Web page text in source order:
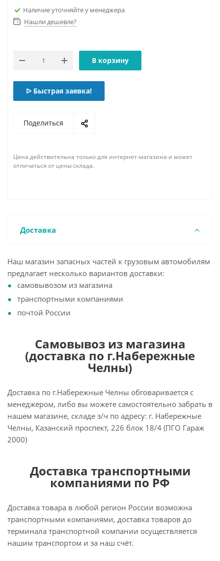
Наличие уточняйте у менеджера
Нашли дешевле?
В корзину
ᐅ Быстрая заявка!
Поделиться
Цена действительна только для интернет-магазина и может
отличаться от цены склада.
Доставка
Наш магазин запасных частей к грузовым автомобилям
предлагает несколько вариантов доставки:
самовывозом из магазина
транспортными компаниями
почтой России
Самовывоз из магазина
(доставка по г.Набережные
Челны)
Доставка по г.Набережные Челны обговаривается с
менеджером, либо вы можете самостоятельно забрать в
нашем магазине, складе з/ч по адресу: г. Набережные
Челны, Казанский проспект, 226 блок 18/4 (ПГО Гараж
2000)
Доставка транспортными
компаниями по РФ
Доставка товара в любой регион России возможна
транспортными компаниями, доставка товаров до
терминала транспортной компании осуществляется
нашим транспортом и за наш счёт.